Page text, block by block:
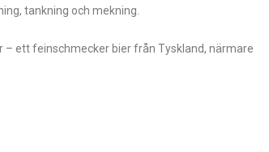
tankning och mekning.
ett feinschmecker bier från Tyskland, närmare